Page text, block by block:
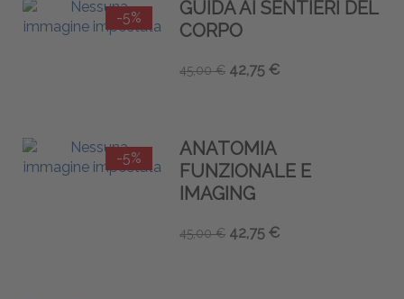
-5%
GUIDA AI SENTIERI DEL
CORPO
45,00 € 42,75 €
-5%
ANATOMIA
FUNZIONALE E
IMAGING
45,00 € 42,75 €